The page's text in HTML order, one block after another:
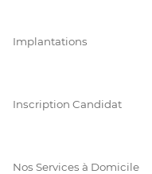
Implantations
Inscription Candidat
Nos Services à Domicile